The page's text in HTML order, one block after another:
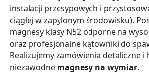
instalacji przesypowych i
ciągłej w zapylonym środowisku).
magnesy klasy N52 odporne na
oraz profesjonalne kątowniki do
Realizujemy zamówienia detaliczne
niezawodne magnesy na wymiar.